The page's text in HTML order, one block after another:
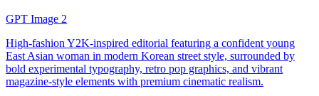
GPT Image 2
High-fashion Y2K-inspired editorial featuring a confident young
East Asian woman in modern Korean street style, surrounded by
bold experimental typography, retro pop graphics, and vibrant
magazine-style elements with premium cinematic realism.